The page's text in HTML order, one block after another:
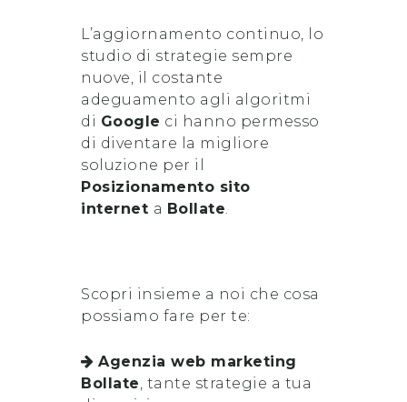
L’aggiornamento continuo, lo
studio di strategie sempre
nuove, il costante
adeguamento agli algoritmi
di Google ci hanno permesso
di diventare la migliore
soluzione per il
Posizionamento sito
internet a Bollate.
Scopri insieme a noi che cosa
possiamo fare per te:
Agenzia web marketing
Bollate, tante strategie a tua